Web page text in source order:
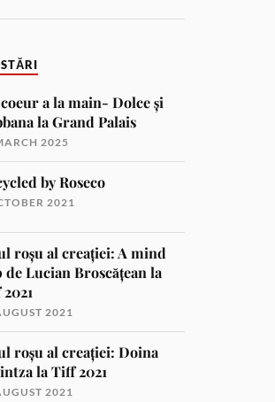
a la main- Dolce și
la Grand Palais
2025
by Roseco
2021
roșu al creației: A mind
Lucian Broscățean la
2021
roșu al creației: Doina
la Tiff 2021
2021